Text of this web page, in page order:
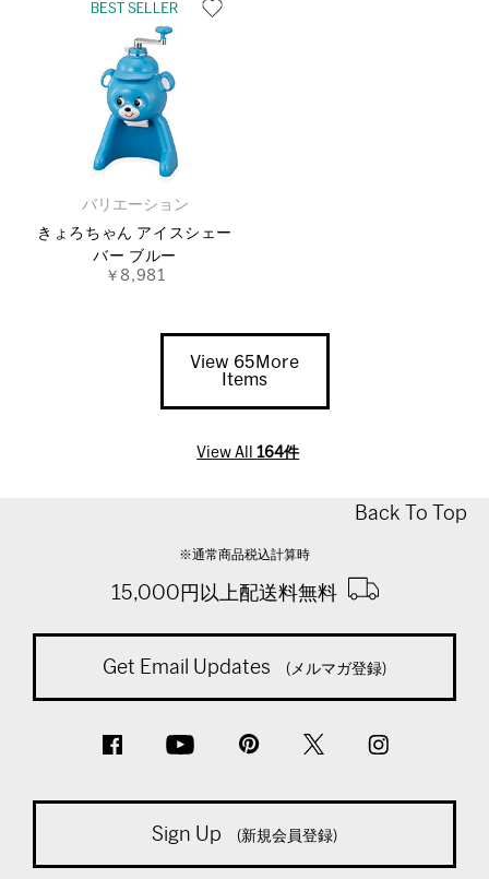
バリエーション
きょろちゃん アイスシェー
バー ブルー
￥8,981
View 65More
Items
View All164件
Back To Top
※通常商品税込計算時
15,000円以上配送料無料
Get Email Updates (メルマガ登録)
Sign Up (新規会員登録)